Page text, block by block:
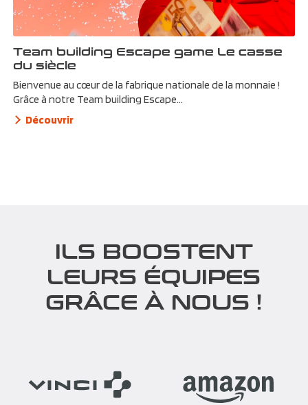
Team building Escape game Le casse
du siècle
Bienvenue au cœur de la fabrique nationale de la monnaie !
Grâce à notre Team building Escape...
Découvrir
ILS BOOSTENT
LEURS ÉQUIPES
GRÂCE À NOUS !